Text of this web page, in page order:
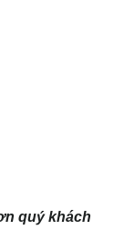
quý khách